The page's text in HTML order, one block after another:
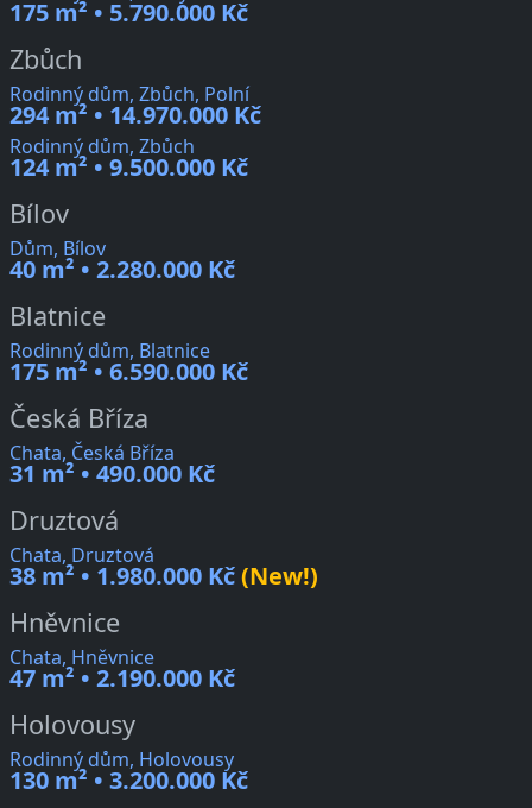
175 m² • 5.790.000 Kč
Zbůch
Rodinný dům, Zbůch, Polní
294 m² • 14.970.000 Kč
Rodinný dům, Zbůch
124 m² • 9.500.000 Kč
Bílov
Dům, Bílov
40 m² • 2.280.000 Kč
Blatnice
Rodinný dům, Blatnice
175 m² • 6.590.000 Kč
Česká Bříza
Chata, Česká Bříza
31 m² • 490.000 Kč
Druztová
Chata, Druztová
38 m² • 1.980.000 Kč(New!)
Hněvnice
Chata, Hněvnice
47 m² • 2.190.000 Kč
Holovousy
Rodinný dům, Holovousy
130 m² • 3.200.000 Kč